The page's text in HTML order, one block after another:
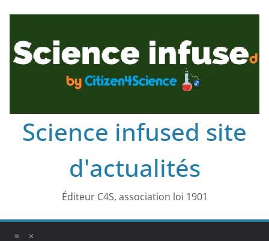
Science infused site
d'actualités
Éditeur C4S, association loi 1901